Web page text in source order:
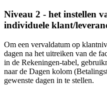
Niveau 2 - het instellen
individuele klant/
Om een vervaldatum op
dagen na het uitreiken van de
in de Rekeningen-tabel,
naar de Dagen kolom
gewenste dagen in te stellen.